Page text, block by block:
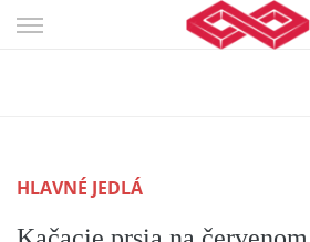
Skip
HLAVNÉ JEDLÁ